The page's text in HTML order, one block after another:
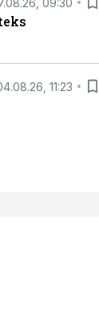
11:23